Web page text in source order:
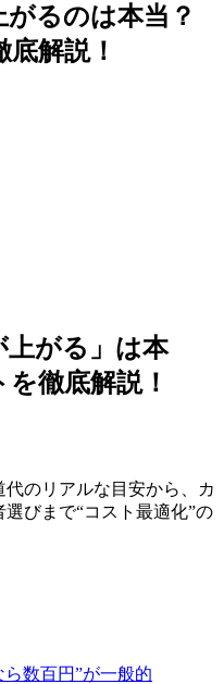
るのは本当？
解説！
上がる」は本
徹底解説！
のリアルな目安から、カ
びまで“コスト最適化”の
数百円”が一般的